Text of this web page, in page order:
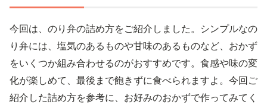
今回は、のり弁の詰め方をご紹介しました。シンプルなの
り弁には、塩気のあるものや甘味のあるものなど、おかず
をいくつか組み合わせるのがおすすめです。食感や味の変
化が楽しめて、最後まで飽きずに食べられますよ。今回ご
紹介した詰め方を参考に、お好みのおかずで作ってみてく